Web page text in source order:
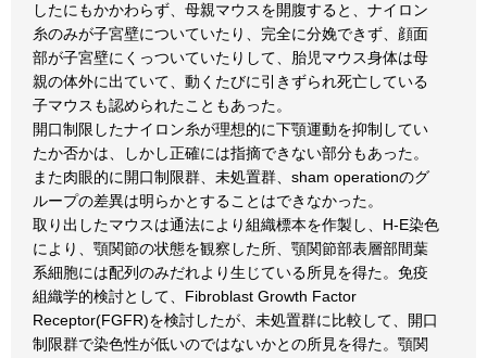
したにもかかわらず、母親マウスを開腹すると、ナイロン
糸のみが子宮壁についていたり、完全に分娩できず、顔面
部が子宮壁にくっついていたりして、胎児マウス身体は母
親の体外に出ていて、動くたびに引きずられ死亡している
子マウスも認められたこともあった。
開口制限したナイロン糸が理想的に下顎運動を抑制してい
たか否かは、しかし正確には指摘できない部分もあった。
また肉眼的に開口制限群、未処置群、sham operationのグ
ループの差異は明らかとすることはできなかった。
取り出したマウスは通法により組織標本を作製し、H-E染色
により、顎関節の状態を観察した所、顎関節部表層部間葉
系細胞には配列のみだれより生じている所見を得た。免疫
組織学的検討として、Fibroblast Growth Factor
Receptor(FGFR)を検討したが、未処置群に比較して、開口
制限群で染色性が低いのではないかとの所見を得た。顎関